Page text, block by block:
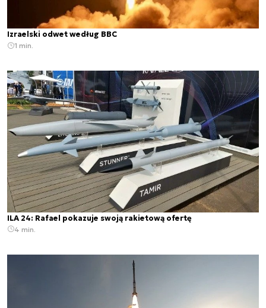
Izraelski odwet według BBC
1 min.
ILA 24: Rafael pokazuje swoją rakietową ofertę
4 min.